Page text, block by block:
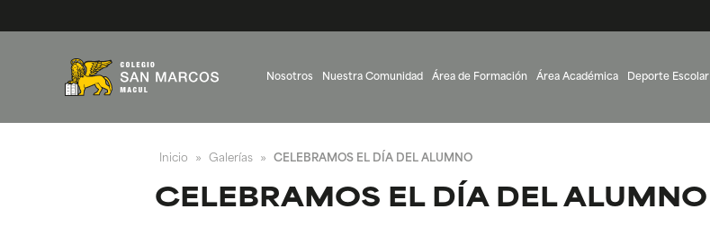
Nosotros Nuestra Comunidad Área de Formación Área Académica Deporte Escolar
Inicio » Galerías » CELEBRAMOS EL DÍA DEL ALUMNO
CELEBRAMOS EL DÍA DEL ALUMNO